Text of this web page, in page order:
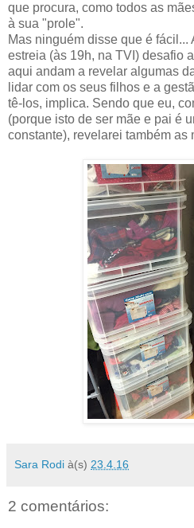
que procura, como todos as
à sua "prole".
Mas ninguém disse que é fácil...
estreia (às 19h, na TVI) desafio
aqui andam a revelar algumas
lidar com os seus filhos e a
tê-los, implica. Sendo que eu,
(porque isto de ser mãe e pai é
constante), revelarei também as
Sara Rodi à(s) 23.4.16
2 comentários: